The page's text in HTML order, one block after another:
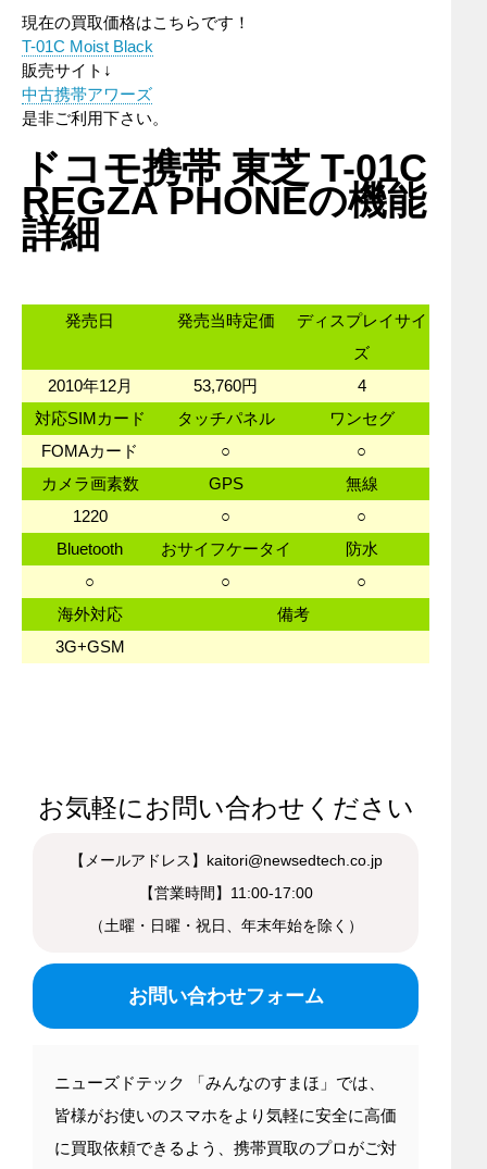
現在の買取価格はこちらです！
T-01C Moist Black
販売サイト↓
中古携帯アワーズ
是非ご利用下さい。
ドコモ携帯 東芝 T-01C
REGZA PHONEの機能
詳細
発売日 発売当時定価
ディスプレイサイ
ズ
2010年12月
53,760円
4
対応SIMカード
タッチパネル
ワンセグ
FOMAカード
○
○
カメラ画素数
GPS
無線
1220
○
○
Bluetooth
おサイフケータイ
防水
○
○
○
海外対応
備考
3G+GSM
お気軽にお問い合わせください
【メールアドレス】kaitori@newsedtech.co.jp
【営業時間】11:00-17:00
（土曜・日曜・祝日、年末年始を除く）
お問い合わせフォーム
ニューズドテック 「みんなのすまほ」では、
皆様がお使いのスマホをより気軽に安全に高価
に買取依頼できるよう、携帯買取のプロがご対